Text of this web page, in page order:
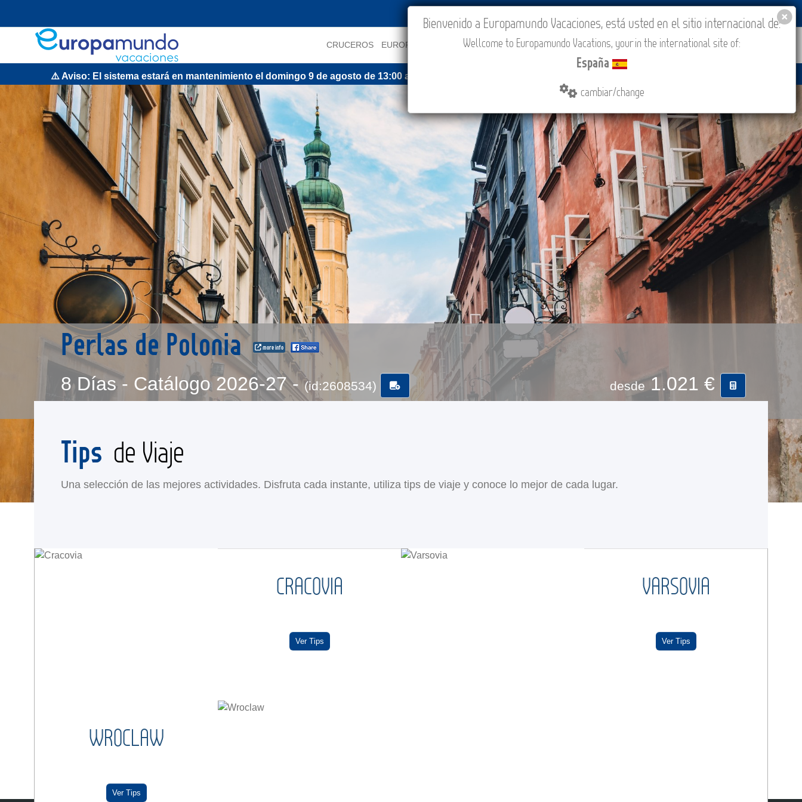
CRUCEROS EUROPA ORIENTE PROMOCIONES COMPRAR CONTACTO MÁS
⚠️ Aviso: El sistema estará en mantenimiento el domingo 9 de agosto de 13:00 a 15:30 (CEST/Madrid).
Perlas de Polonia more info
8 Días - Catálogo 2026-27 -(id:2608534) desde 1.021 €
Tips de Viaje
Una selección de las mejores actividades. Disfruta cada instante, utiliza tips de viaje y conoce lo mejor de cada lugar.
CRACOVIA
Ver Tips
VARSOVIA
Ver Tips
WROCLAW
Ver Tips
Bienvenido a Europamundo Vacaciones, está usted en el sitio internacional de:
Wellcome to Europamundo Vacations, your in the international site of:
España
cambiar/change